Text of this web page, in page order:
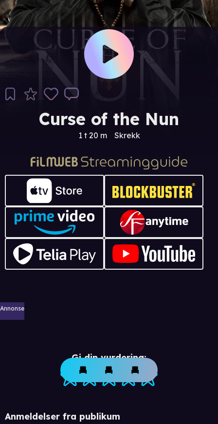
Curse of the Nun
1 t 20 m Skrekk
Annonse
Gi din vurdering:
Anmeldelser fra publikum